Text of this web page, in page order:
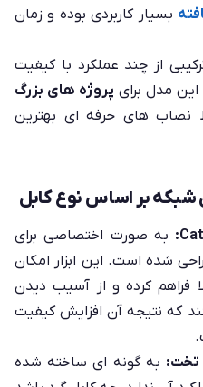
بسیار کاربردی بوده و زمان
از چند عملکرد با کیفیت
مدل برای پروژه های بزرگ
نصاب های حرفه ای بهترین
شبکه بر اساس نوع کابل
به صورت اختصاصی برای
شده است. این ابزار امکان
فراهم کرده و از آسیب دیدن
که نتیجه آن افزایش کیفیت
تخت: به گونه ای ساخته شده